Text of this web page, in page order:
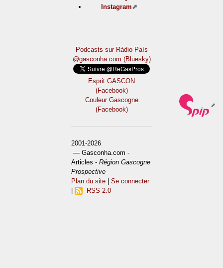
Instagram
Podcasts sur Ràdio País
@gasconha.com (Bluesky)
Esprit GASCON
(Facebook)
Couleur Gascogne
(Facebook)
2001-2026
— Gasconha.com -
Articles -Région Gascogne
Prospective
Plan du site |Se connecter
RSS 2.0